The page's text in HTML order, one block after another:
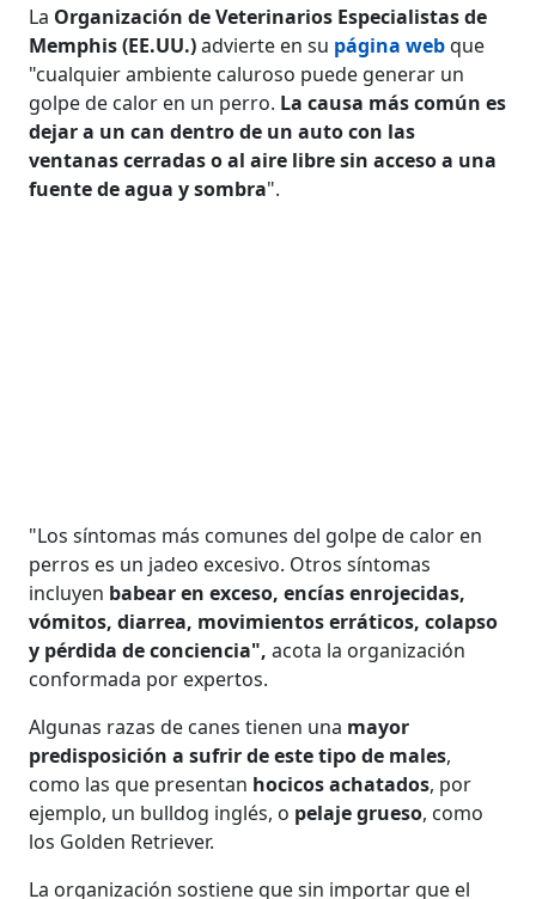
La Organización de Veterinarios Especialistas de
Memphis (EE.UU.)advierte en su página webque
"cualquier ambiente caluroso puede generar un
golpe de calor en un perro. La causa más común es
dejar a un can dentro de un auto con las
ventanas cerradas o al aire libre sin acceso a una
fuente de agua y sombra".
"Los síntomas más comunes del golpe de calor en
perros es un jadeo excesivo. Otros síntomas
incluyen babear en exceso, encías enrojecidas,
vómitos, diarrea, movimientos erráticos, colapso
y pérdida de conciencia",acota la organización
conformada por expertos.
Algunas razas de canes tienen una mayor
predisposición a sufrir de este tipo de males,
como las que presentan hocicos achatados, por
ejemplo, un bulldog inglés, o pelaje grueso, como
los Golden Retriever.
La organización sostiene que sin importar que el